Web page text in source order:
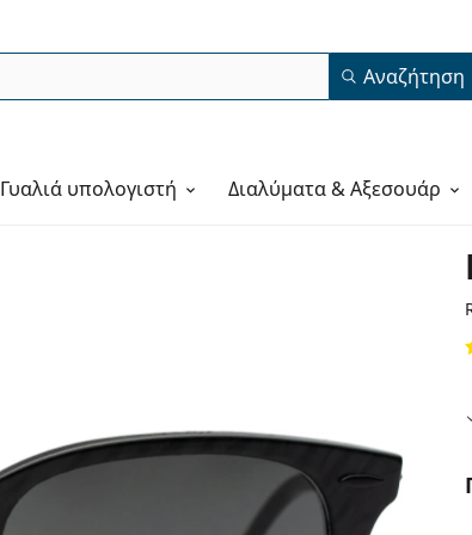
Αναζήτηση
Γυαλιά υπολογιστή Διαλύματα & Αξεσουάρ